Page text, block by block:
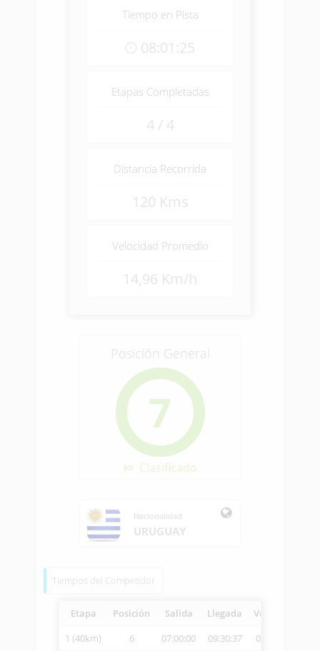
Tiempo en Pista
08:01:25
Etapas Completadas
4 / 4
Distancia Recorrida
120 Kms
Velocidad Promedio
14,96 Km/h
Posición General
7
Clasificado
Nacionalidad
URUGUAY
Tiempos del Competidor
Etapa Posición Salida Llegada Vetcheck
1 (40km)
6 07:00:00 09:30:37 09:32:13